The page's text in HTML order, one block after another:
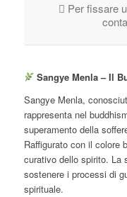
Per fissare
Sangye Menla – Il
Sangye Menla,
rappresenta nel
superamento della
Raffigurato con il colore
curativo dello spirito. La
sostenere i processi di
spirituale.